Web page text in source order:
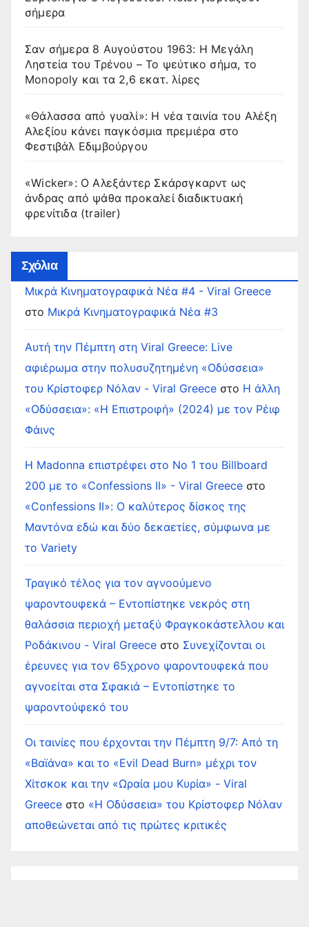
σήμερα
Σαν σήμερα 8 Αυγούστου 1963: Η Μεγάλη
Ληστεία του Τρένου – Το ψεύτικο σήμα, το
Monopoly και τα 2,6 εκατ. λίρες
«Θάλασσα από γυαλί»: Η νέα ταινία του Αλέξη
Αλεξίου κάνει παγκόσμια πρεμιέρα στο
Φεστιβάλ Εδιμβούργου
«Wicker»: Ο Αλεξάντερ Σκάρσγκαρντ ως
άνδρας από ψάθα προκαλεί διαδικτυακή
φρενίτιδα (trailer)
Σχόλια
Μικρά Κινηματογραφικά Νέα #4 - Viral Greece
στο Μικρά Κινηματογραφικά Νέα #3
Αυτή την Πέμπτη στη Viral Greece: Live
αφιέρωμα στην πολυσυζητημένη «Οδύσσεια»
του Κρίστοφερ Νόλαν - Viral Greece στο Η άλλη
«Οδύσσεια»: «Η Επιστροφή» (2024) με τον Ρέιφ
Φάινς
Η Madonna επιστρέφει στο Νο 1 του Billboard
200 με το «Confessions II» - Viral Greece στο
«Confessions II»: Ο καλύτερος δίσκος της
Μαντόνα εδώ και δύο δεκαετίες, σύμφωνα με
το Variety
Τραγικό τέλος για τον αγνοούμενο
ψαροντουφεκά – Εντοπίστηκε νεκρός στη
θαλάσσια περιοχή μεταξύ Φραγκοκάστελλου και
Ροδάκινου - Viral Greece στο Συνεχίζονται οι
έρευνες για τον 65χρονο ψαροντουφεκά που
αγνοείται στα Σφακιά – Εντοπίστηκε το
ψαροντούφεκό του
Οι ταινίες που έρχονται την Πέμπτη 9/7: Από τη
«Βαϊάνα» και το «Evil Dead Burn» μέχρι τον
Χίτσκοκ και την «Ωραία μου Κυρία» - Viral
Greece στο «Η Οδύσσεια» του Κρίστοφερ Νόλαν
αποθεώνεται από τις πρώτες κριτικές